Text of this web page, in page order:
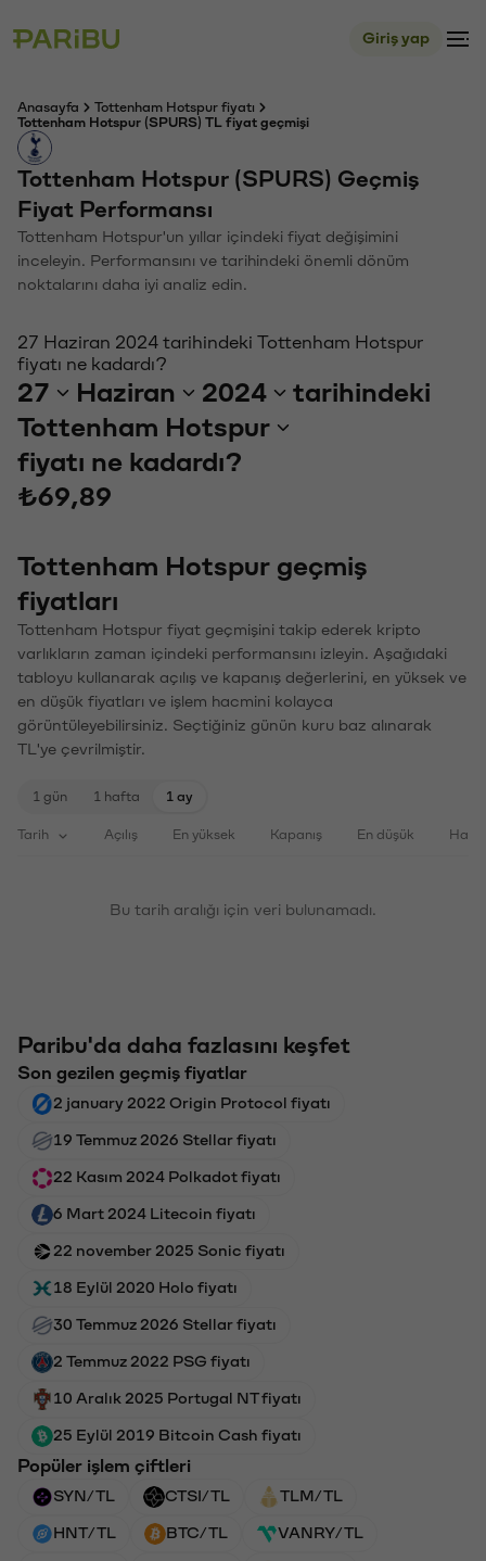
Giriş yap
Anasayfa
Tottenham Hotspur fiyatı
Tottenham Hotspur (SPURS) TL fiyat geçmişi
Tottenham Hotspur (SPURS) Geçmiş
Fiyat Performansı
Tottenham Hotspur'un yıllar içindeki fiyat değişimini
inceleyin. Performansını ve tarihindeki önemli dönüm
noktalarını daha iyi analiz edin.
27 Haziran 2024 tarihindeki Tottenham Hotspur
fiyatı ne kadardı?
27 Haziran 2024
tarihindeki
Tottenham Hotspur
fiyatı ne kadardı?
₺69,89
Tottenham Hotspur geçmiş
fiyatları
Tottenham Hotspur fiyat geçmişini takip ederek kripto
varlıkların zaman içindeki performansını izleyin. Aşağıdaki
tabloyu kullanarak açılış ve kapanış değerlerini, en yüksek ve
en düşük fiyatları ve işlem hacmini kolayca
görüntüleyebilirsiniz. Seçtiğiniz günün kuru baz alınarak
TL'ye çevrilmiştir.
1 gün 1 hafta 1 ay
Tarih Açılış En yüksek Kapanış En düşük
Bu tarih aralığı için veri bulunamadı.
Paribu'da daha fazlasını keşfet
Son gezilen geçmiş fiyatlar
2 january 2022 Origin Protocol fiyatı
19 Temmuz 2026 Stellar fiyatı
22 Kasım 2024 Polkadot fiyatı
6 Mart 2024 Litecoin fiyatı
22 november 2025 Sonic fiyatı
18 Eylül 2020 Holo fiyatı
30 Temmuz 2026 Stellar fiyatı
2 Temmuz 2022 PSG fiyatı
10 Aralık 2025 Portugal NT fiyatı
25 Eylül 2019 Bitcoin Cash fiyatı
Popüler işlem çiftleri
SYN/TL CTSI/TL TLM/TL
HNT/TL BTC/TL VANRY/TL